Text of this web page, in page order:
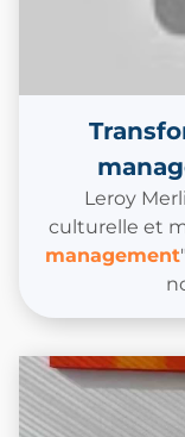
Leroy
culturelle et
management